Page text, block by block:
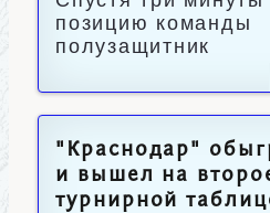
позицию команды
полузащитник
"Краснодар"
и вышел на
турнирной